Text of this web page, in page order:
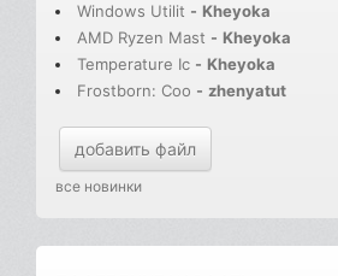
Windows Utilit - Kheyoka
AMD Ryzen Mast - Kheyoka
Temperature Ic - Kheyoka
Frostborn: Coo - zhenyatut
добавить файл
все новинки